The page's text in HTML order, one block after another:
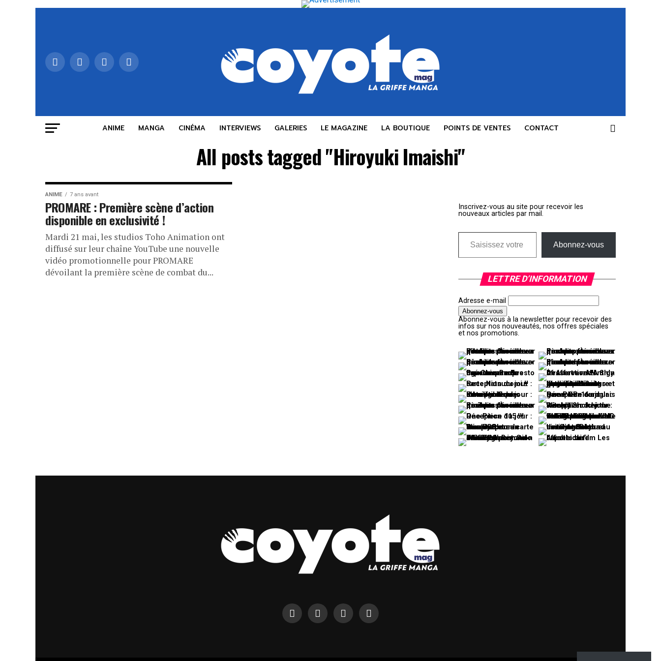
ANIME MANGA CINÉMA INTERVIEWS GALERIES LE MAGAZINE LA BOUTIQUE POINTS DE VENTES CONTACT
All posts tagged "Hiroyuki Imaishi"
ANIME 7 ans avant
PROMARE : Première scène d’action
disponible en exclusivité !
Mardi 21 mai, les studios Toho Animation ont
diffusé sur leur chaîne YouTube une nouvelle
vidéo promotionnelle pour PROMARE
dévoilant la première scène de combat du...
Inscrivez-vous au site pour recevoir les
nouveaux articles par mail.
Saisissez votre adresse e-mail…
Abonnez-vous
LETTRE D’INFORMATION
Adresse e-mail
Abonnez-vous à la newsletter pour recevoir des
infos sur nos nouveautés, nos offres spéciales
et nos promotions.